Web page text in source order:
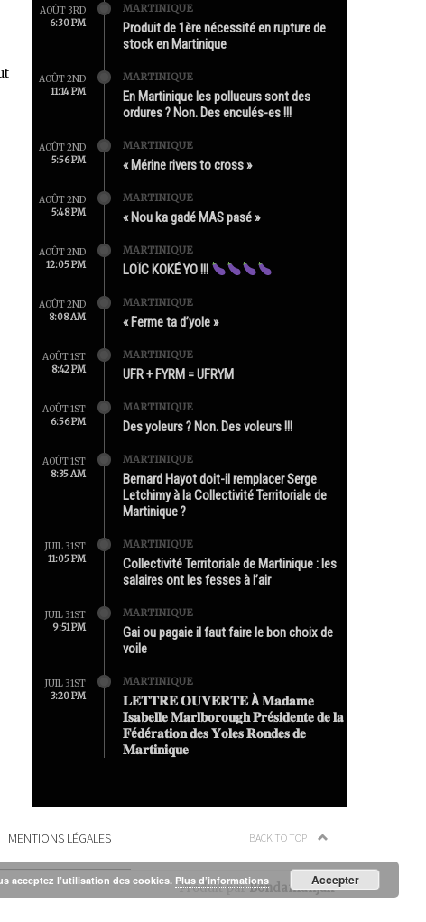
AOÛT 3RD
6:30 PM
MARTINIQUE
Produit de 1ère nécessité en rupture de
stock en Martinique
AOÛT 2ND
11:14 PM
MARTINIQUE
En Martinique les pollueurs sont des
ordures ? Non. Des enculés-es !!!
AOÛT 2ND
5:56 PM
MARTINIQUE
« Mérine rivers to cross »
AOÛT 2ND
5:48 PM
MARTINIQUE
« Nou ka gadé MAS pasé »
AOÛT 2ND
12:05 PM
MARTINIQUE
LOÏC KOKÉ YO !!!
AOÛT 2ND
8:08 AM
MARTINIQUE
« Ferme ta d’yole »
AOÛT 1ST
8:42 PM
MARTINIQUE
UFR + FYRM = UFRYM
AOÛT 1ST
6:56 PM
MARTINIQUE
Des yoleurs ? Non. Des voleurs !!!
AOÛT 1ST
8:35 AM
MARTINIQUE
Bernard Hayot doit-il remplacer Serge
Letchimy à la Collectivité Territoriale de
Martinique ?
JUIL 31ST
11:05 PM
MARTINIQUE
Collectivité Territoriale de Martinique : les
salaires ont les fesses à l’air
JUIL 31ST
9:51 PM
MARTINIQUE
Gai ou pagaie il faut faire le bon choix de
voile
JUIL 31ST
3:20 PM
MARTINIQUE
𝐋𝐄𝐓𝐓𝐑𝐄 𝐎𝐔𝐕𝐄𝐑𝐓𝐄 À 𝐌𝐚𝐝𝐚𝐦𝐞
𝐈𝐬𝐚𝐛𝐞𝐥𝐥𝐞 𝐌𝐚𝐫𝐥𝐛𝐨𝐫𝐨𝐮𝐠𝐡 𝐏𝐫é𝐬𝐢𝐝𝐞𝐧𝐭𝐞 𝐝𝐞 𝐥𝐚
𝐅é𝐝é𝐫𝐚𝐭𝐢𝐨𝐧 𝐝𝐞𝐬 𝐘𝐨𝐥𝐞𝐬 𝐑𝐨𝐧𝐝𝐞𝐬 𝐝𝐞
𝐌𝐚𝐫𝐭𝐢𝐧𝐢𝐪𝐮𝐞
MENTIONS LÉGALES BACK TO TOP
Produit parBondamanjak
acceptez l’utilisation des cookies. Plus d’informations Accepter